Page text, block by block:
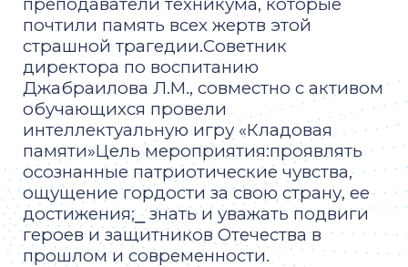
почтили память всех жертв этой
страшной трагедии.Советник
директора по воспитанию
Джабраилова Л.М., совместно с активом
обучающихся провели
интеллектуальную игру «Кладовая
памяти»Цель мероприятия:проявлять
осознанные патриотические чувства,
ощущение гордости за свою страну, ее
достижения;⎯ знать и уважать подвиги
героев и защитников Отечества в
прошлом и современности.